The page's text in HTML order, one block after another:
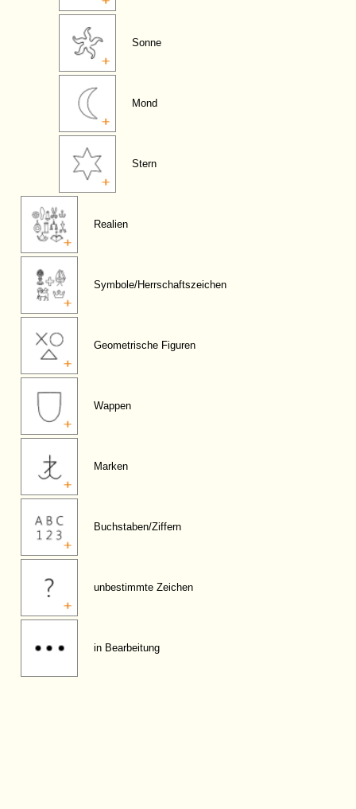
Sonne
Mond
Stern
Realien
Symbole/Herrschaftszeichen
Geometrische Figuren
Wappen
Marken
Buchstaben/Ziffern
unbestimmte Zeichen
in Bearbeitung